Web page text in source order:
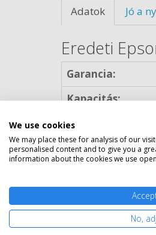
Adatok Jó a
Eredeti
Garancia:
Kapacitás:
Kiszerelés:
Szín:
Kapcsolódó
Utángyártott
We use cookies
We may place these for analysis of our
personalised content and to give you a
information about the cookies we use
No,